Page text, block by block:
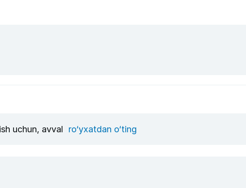
uchun, avval ro‘yxatdan o‘ting